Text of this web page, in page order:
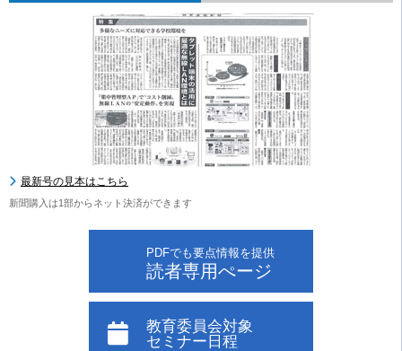
最新号の見本はこちら
新聞購入は1部からネット決済ができます
PDFでも要点情報を提供
読者専用ぺージ
教育委員会対象
セミナー日程